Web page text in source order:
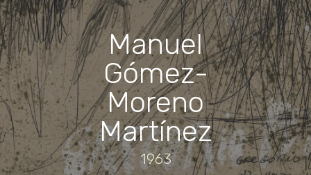
Manuel
Gómez-
Moreno
Martínez
1963